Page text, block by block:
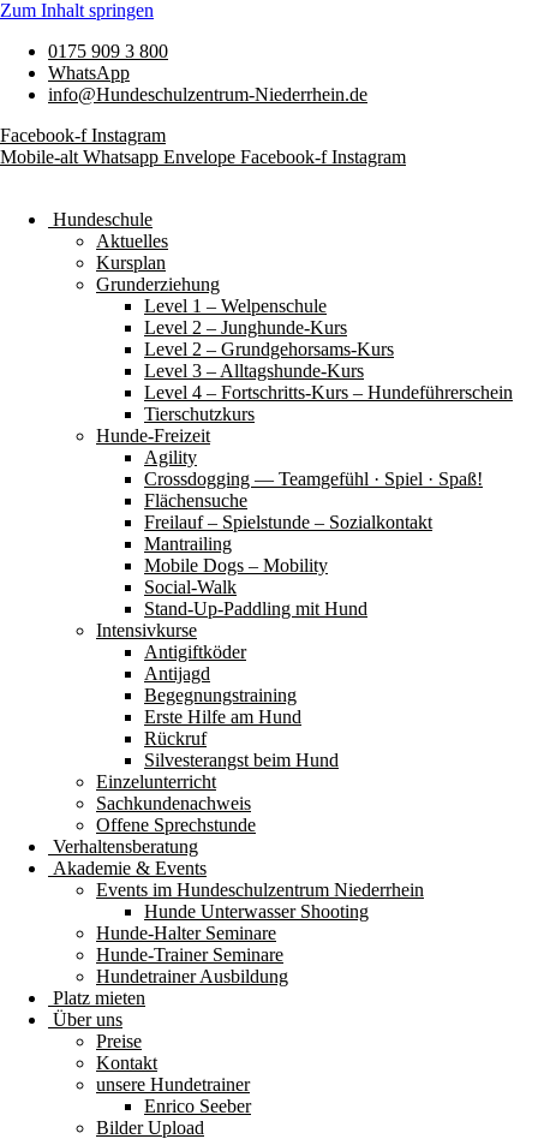
Zum Inhalt springen
0175 909 3 800
WhatsApp
info@Hundeschulzentrum-Niederrhein.de
Facebook-f Instagram
Mobile-alt Whatsapp Envelope Facebook-f Instagram
Hundeschule
Aktuelles
Kursplan
Grunderziehung
Level 1 – Welpenschule
Level 2 – Junghunde-Kurs
Level 2 – Grundgehorsams-Kurs
Level 3 – Alltagshunde-Kurs
Level 4 – Fortschritts-Kurs – Hundeführerschein
Tierschutzkurs
Hunde-Freizeit
Agility
Crossdogging — Teamgefühl · Spiel · Spaß!
Flächensuche
Freilauf – Spielstunde – Sozialkontakt
Mantrailing
Mobile Dogs – Mobility
Social-Walk
Stand-Up-Paddling mit Hund
Intensivkurse
Antigiftköder
Antijagd
Begegnungstraining
Erste Hilfe am Hund
Rückruf
Silvesterangst beim Hund
Einzelunterricht
Sachkundenachweis
Offene Sprechstunde
Verhaltensberatung
Akademie & Events
Events im Hundeschulzentrum Niederrhein
Hunde Unterwasser Shooting
Hunde-Halter Seminare
Hunde-Trainer Seminare
Hundetrainer Ausbildung
Platz mieten
Über uns
Preise
Kontakt
unsere Hundetrainer
Enrico Seeber
Bilder Upload